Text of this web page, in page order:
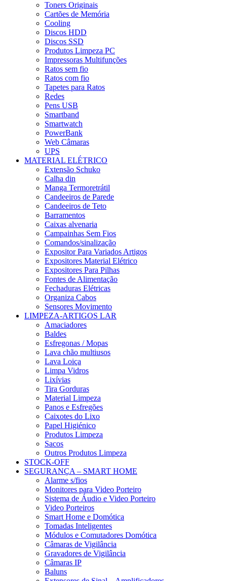
Toners Originais
Cartões de Memória
Cooling
Discos HDD
Discos SSD
Produtos Limpeza PC
Impressoras Multifunções
Ratos sem fio
Ratos com fio
Tapetes para Ratos
Redes
Pens USB
Smartband
Smartwatch
PowerBank
Web Câmaras
UPS
MATERIAL ELÉTRICO
Extensão Schuko
Calha din
Manga Termoretrátil
Candeeiros de Parede
Candeeiros de Teto
Barramentos
Caixas alvenaria
Campainhas Sem Fios
Comandos/sinalização
Expositor Para Variados Artigos
Expositores Material Elétrico
Expositores Para Pilhas
Fontes de Alimentação
Fechaduras Elétricas
Organiza Cabos
Sensores Movimento
LIMPEZA-ARTIGOS LAR
Amaciadores
Baldes
Esfregonas / Mopas
Lava chão multiusos
Lava Loiça
Limpa Vidros
Lixívias
Tira Gorduras
Material Limpeza
Panos e Esfregões
Caixotes do Lixo
Papel Higiénico
Produtos Limpeza
Sacos
Outros Produtos Limpeza
STOCK-OFF
SEGURANÇA – SMART HOME
Alarme s/fios
Monitores para Video Porteiro
Sistema de Áudio e Video Porteiro
Video Porteiros
Smart Home e Domótica
Tomadas Inteligentes
Módulos e Comutadores Domótica
Câmaras de Vigilância
Gravadores de Vigilância
Câmaras IP
Baluns